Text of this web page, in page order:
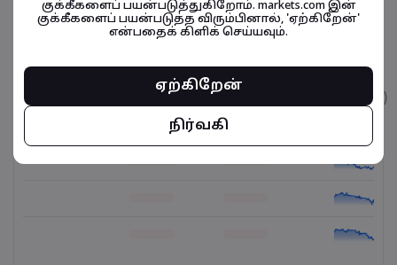
நிதிசார் கருவிகள் தொடர்பானவை
உடைமை விற்பனை வாங்குதல் கட்டணம் (%)
குக்கீகளைப் பயன்படுத்துகிறோம். markets.com இன்
குக்கீகளைப் பயன்படுத்த விரும்பினால், 'ஏற்கிறேன்'
என்பதைக் கிளிக் செய்யவும்.
ஏற்கிறேன்
நிர்வகி